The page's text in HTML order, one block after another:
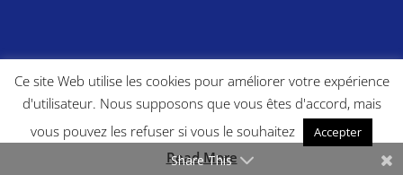
© 2022 | Fédération française de cyclotourisme
Ce site Web utilise les cookies pour améliorer votre expérience
d'utilisateur. Nous supposons que vous êtes d'accord, mais
vous pouvez les refuser si vous le souhaitez
Accepter
Read More
Share This